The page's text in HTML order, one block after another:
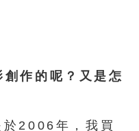
作的呢？又是怎
2006年，我買